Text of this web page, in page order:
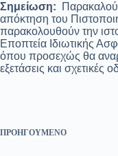
Σημείωση:
απόκτηση του
παρακολουθούν την
Εποπτεία Ιδιωτικής
όπου προσεχώς θα
εξετάσεις και σχετικές
ΠΡΟΗΓΟΎΜΕΝΟ